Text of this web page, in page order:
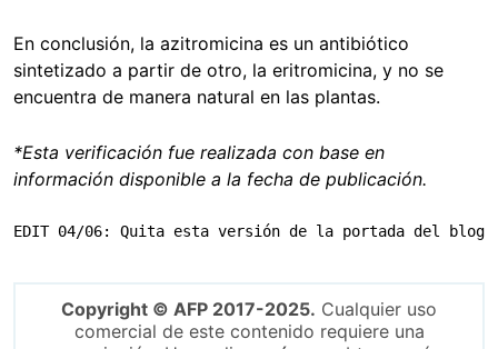
En conclusión, la azitromicina es un antibiótico
sintetizado a partir de otro, la eritromicina, y no se
encuentra de manera natural en las plantas.
*Esta verificación fue realizada con base en
información disponible a la fecha de publicación.
EDIT 04/06: Quita esta versión de la portada del blog
Copyright © AFP 2017-2025. Cualquier uso
comercial de este contenido requiere una